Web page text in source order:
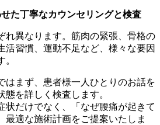
た丁寧なカウンセリングと検査
れ異なります。筋肉の緊張、骨格の
活習慣、運動不足など、様々な要因
はまず、患者様一人ひとりのお話を
態を詳しく検査します。
状だけでなく、「なぜ腰痛が起きて
最適な施術計画をご提案いたしま